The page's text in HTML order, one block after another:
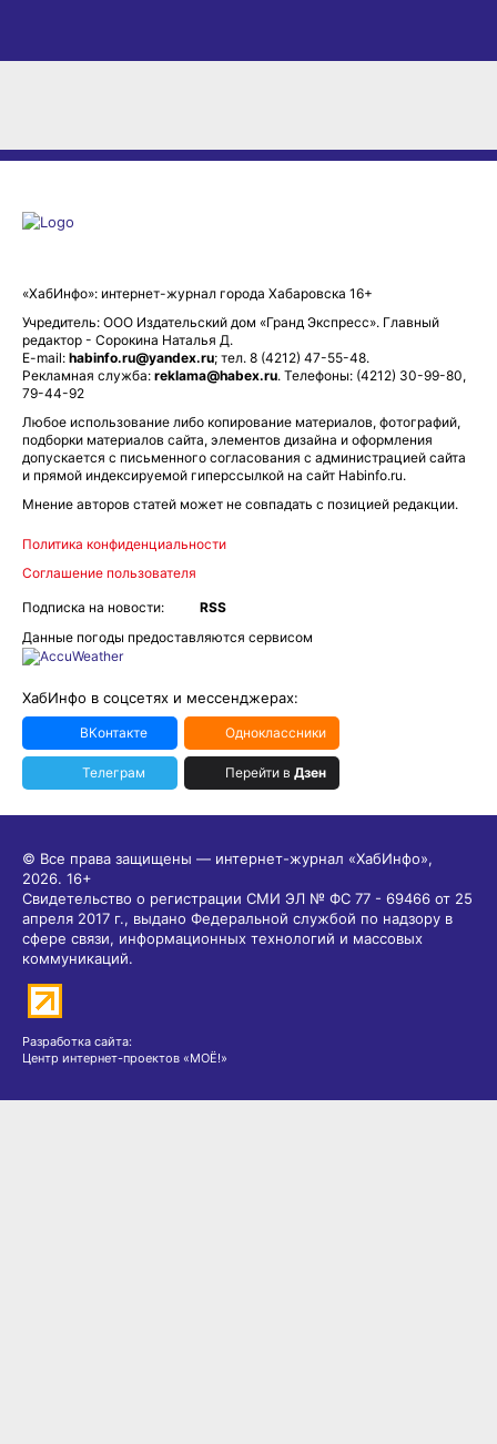
«ХабИнфо»: интернет-журнал города Хабаровска 16+
Учредитель: ООО Издательский дом «Гранд Экспресс». Главный
редактор - Сорокина Наталья Д.
E-mail: habinfo.ru@yandex.ru; тел. 8 (4212) 47-55-48.
Рекламная служба: reklama@habex.ru. Телефоны: (4212) 30-99-80,
79-44-92
Любое использование либо копирование материалов, фотографий,
подборки материалов сайта, элементов дизайна и оформления
допускается с письменного согласования с администрацией сайта
и прямой индексируемой гиперссылкой на сайт Habinfo.ru.
Мнение авторов статей может не совпадать с позицией редакции.
Политика конфиденциальности
Соглашение пользователя
Подписка на новости:
RSS
Данные погоды предоставляются сервисом
ХабИнфо в соцсетях и мессенджерах:
ВКонтакте Одноклассники
Телеграм Перейти в Дзен
© Все права защищены — интернет-журнал «ХабИнфо»,
2026. 16+
Свидетельство о регистрации СМИ ЭЛ № ФС 77 - 69466 от 25
апреля 2017 г., выдано Федеральной службой по надзору в
сфере связи, информационных технологий и массовых
коммуникаций.
Разработка сайта:
Центр интернет-проектов «МОЁ!»